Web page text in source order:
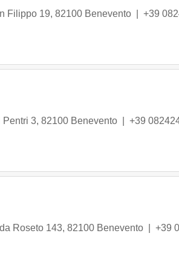
Filippo 19, 82100 Benevento +39
Pentri 3, 82100 Benevento +39
Roseto 143, 82100 Benevento +39